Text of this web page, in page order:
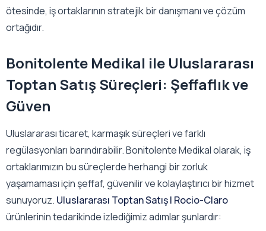
ötesinde, iş ortaklarının stratejik bir danışmanı ve çözüm
ortağıdır.
Bonitolente Medikal ile Uluslararası
Toptan Satış Süreçleri: Şeffaflık ve
Güven
Uluslararası ticaret, karmaşık süreçleri ve farklı
regülasyonları barındırabilir. Bonitolente Medikal olarak, iş
ortaklarımızın bu süreçlerde herhangi bir zorluk
yaşamaması için şeffaf, güvenilir ve kolaylaştırıcı bir hizmet
sunuyoruz. Uluslararası Toptan Satış | Rocio-Claro
ürünlerinin tedarikinde izlediğimiz adımlar şunlardır: